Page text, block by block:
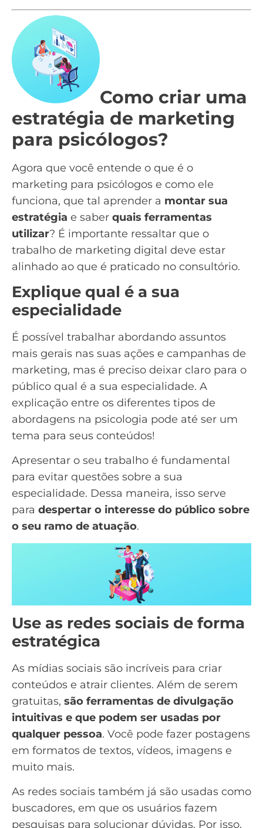
Como criar uma
estratégia de marketing
para psicólogos?
Agora que você entende o que é o
marketing para psicólogos e como ele
funciona, que tal aprender a montar sua
estratégia e saber quais ferramentas
utilizar? É importante ressaltar que o
trabalho de marketing digital deve estar
alinhado ao que é praticado no consultório.
Explique qual é a sua
especialidade
É possível trabalhar abordando assuntos
mais gerais nas suas ações e campanhas de
marketing, mas é preciso deixar claro para o
público qual é a sua especialidade. A
explicação entre os diferentes tipos de
abordagens na psicologia pode até ser um
tema para seus conteúdos!
Apresentar o seu trabalho é fundamental
para evitar questões sobre a sua
especialidade. Dessa maneira, isso serve
para despertar o interesse do público sobre
o seu ramo de atuação.
Use as redes sociais de forma
estratégica
As mídias sociais são incríveis para criar
conteúdos e atrair clientes. Além de serem
gratuitas, são ferramentas de divulgação
intuitivas e que podem ser usadas por
qualquer pessoa. Você pode fazer postagens
em formatos de textos, vídeos, imagens e
muito mais.
As redes sociais também já são usadas como
buscadores, em que os usuários fazem
pesquisas para solucionar dúvidas. Por isso,